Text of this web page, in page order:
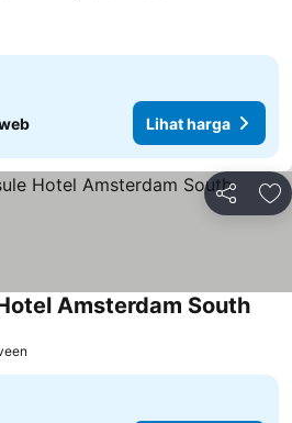
Lihat harga
Bagikan
Amsterdam South